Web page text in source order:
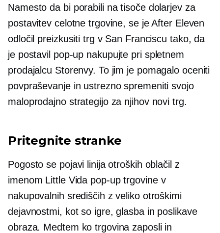
Namesto da bi porabili na tisoče dolarjev za
postavitev celotne trgovine, se je After Eleven
odločil preizkusiti trg v San Franciscu tako, da
je postavil pop-up nakupujte pri spletnem
prodajalcu Storenvy. To jim je pomagalo oceniti
povpraševanje in ustrezno spremeniti svojo
maloprodajno strategijo za njihov novi trg.
Pritegnite stranke
Pogosto se pojavi linija otroških oblačil z
imenom Little Vida pop-uptrgovine v
nakupovalnih središčih z veliko otroškimi
dejavnostmi, kot so igre, glasba in poslikave
obraza. Medtem ko trgovina zaposli in